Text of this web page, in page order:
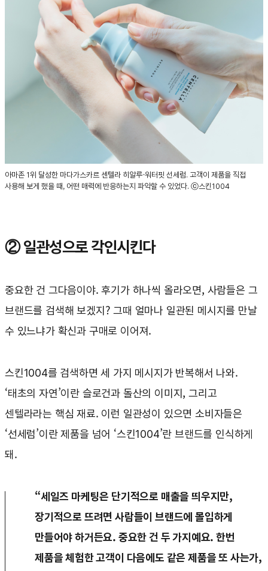
아마존 1위 달성한 마다가스카르 센텔라 히알루-워터핏 선세럼. 고객이 제품을 직접
사용해 보게 했을 때, 어떤 매력에 반응하는지 파악할 수 있었다. ⓒ스킨1004
② 일관성으로 각인시킨다
중요한 건 그다음이야. 후기가 하나씩 올라오면, 사람들은 그
브랜드를 검색해 보겠지? 그때 얼마나 일관된 메시지를 만날
수 있느냐가 확신과 구매로 이어져.
스킨1004를 검색하면 세 가지 메시지가 반복해서 나와.
‘태초의 자연’이란 슬로건과 돌산의 이미지, 그리고
센텔라라는 핵심 재료. 이런 일관성이 있으면 소비자들은
‘선세럼’이란 제품을 넘어 ‘스킨1004’란 브랜드를 인식하게
돼.
“세일즈 마케팅은 단기적으로 매출을 띄우지만,
장기적으로 뜨려면 사람들이 브랜드에 몰입하게
만들어야 하거든요. 중요한 건 두 가지예요. 한번
제품을 체험한 고객이 다음에도 같은 제품을 또 사는가,